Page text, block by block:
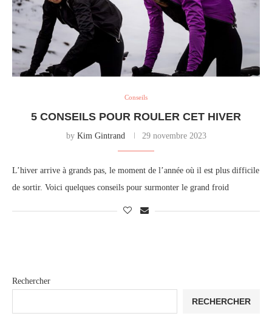
Conseils
5 CONSEILS POUR ROULER CET HIVER
by Kim Gintrand 29 novembre 2023
L’hiver arrive à grands pas, le moment de l’année où il est plus difficile
de sortir. Voici quelques conseils pour surmonter le grand froid
Rechercher
RECHERCHER